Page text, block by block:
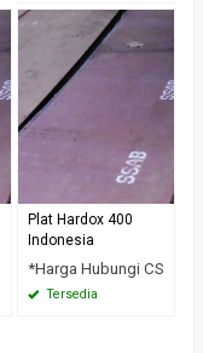
Plat Hardox 400
Indonesia
*Harga Hubungi CS
Tersedia